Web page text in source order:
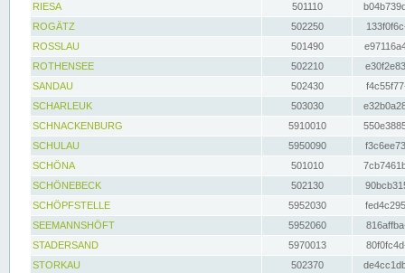
RIESA
501110
ROGÄTZ
502250
ROSSLAU
501490
ROTHENSEE
502210
SANDAU
502430
SCHARLEUK
503030
SCHNACKENBURG
5910010
SCHULAU
5950090
SCHÖNA
501010
SCHÖNEBECK
502130
SCHÖPFSTELLE
5952030
SEEMANNSHÖFT
5952060
STADERSAND
5970013
STORKAU
502370